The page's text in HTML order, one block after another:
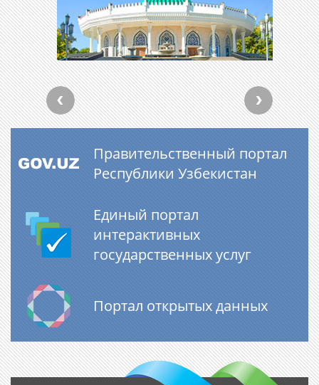
Правительственный портал
Республики Узбекистан
Единый портал
интерактивных
государственных услуг
Портал открытых данных